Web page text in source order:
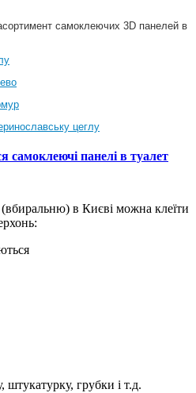
самоклеючих 3D панелей в
цеглу
самоклеючі панелі в туалет
в Києві можна клеїти
грубки і т.д.